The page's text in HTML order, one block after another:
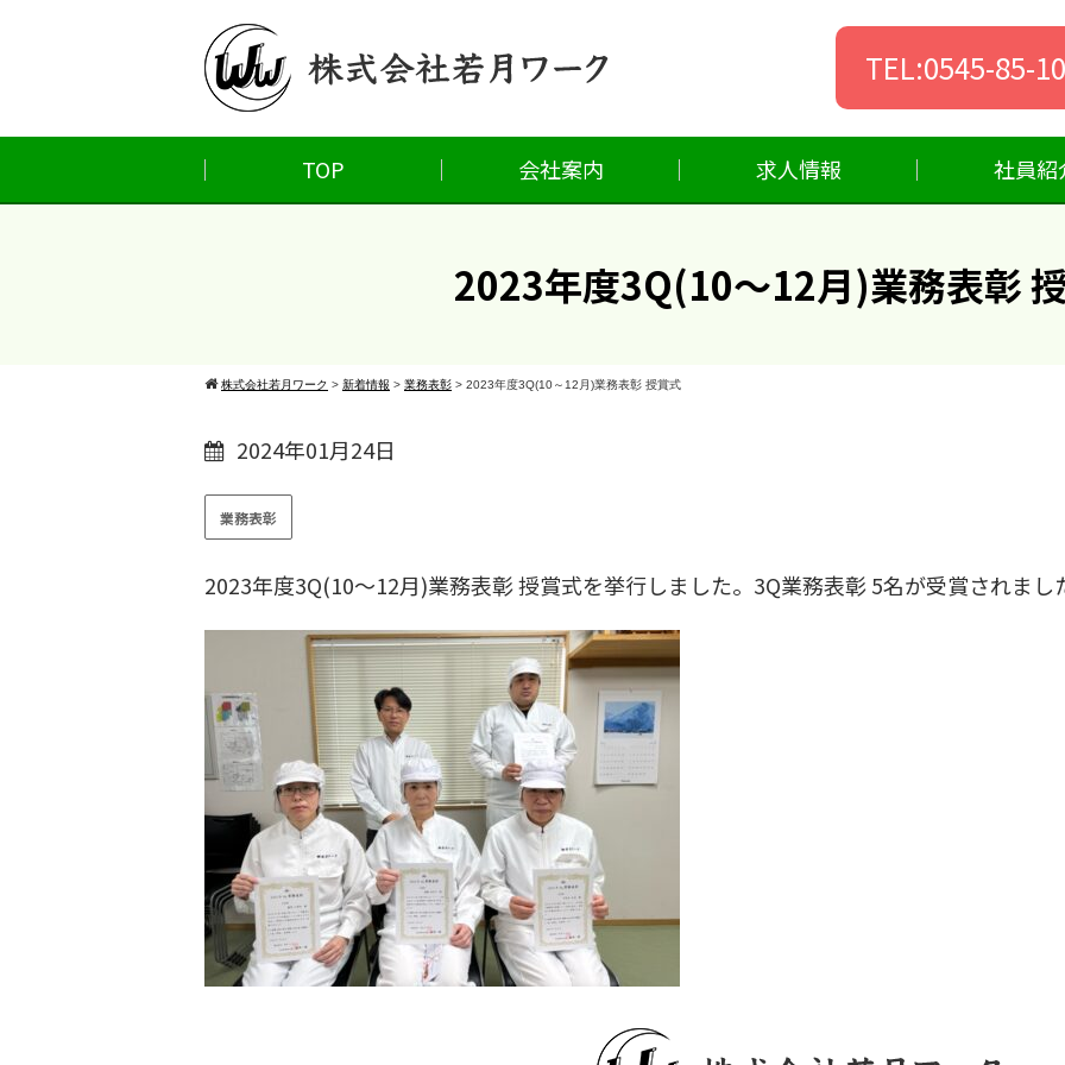
TEL:0545-85-
TOP 会社案内 求人情報 社員紹
2023年度3Q(10～12月)業務表彰
株式会社若月ワーク > 新着情報 > 業務表彰 > 2023年度3Q(10～12月)業務表彰 授賞式
2024年01月24日
業務表彰
2023年度3Q(10～12月)業務表彰 授賞式を挙行しました。3Q業務表彰 5名が受賞されまし